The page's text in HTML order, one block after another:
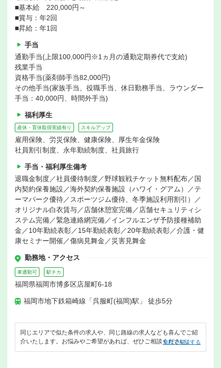
■基本給 220,000円～
■賞与：年2回
■昇給：年1回
手当
通勤手当(上限100,000円※1ヵ月の通勤定期券代で支給)
残業手当
資格手当(薬剤師手当82,000円)
その他手当(家族手当、役職手当、休日勤務手当、ラウンダー
手当：40,000円、時間外手当)
福利厚生
産休・育休取得実績有り スキルアップ
雇用保険、労災保険、健康保険、厚生年金保険
社員割引制度、永年勤続制度、社員旅行
手当・福利厚生備考
退職金制度／社員優待制度／野球観戦チケット無料配布／国
内契約保養施設／海外契約保養施設（ハワイ・グアム）／テ
ーマパーク優待／スポーツジム優待、冬季施設利用割引）／
オリジナル白衣賃与／店舗休憩室完備／店舗セキュリティシ
ステム完備／緊急連絡網完備／インフルエンザ予防接種補助
金／10年勤続表彰／15年勤続表彰／20年勤続表彰／介護・健
康セミナー開催／傷病見舞金／災害見舞金
勤務地・アクセス
車通勤可 駅チカ
福岡県福岡市博多区店屋町6-18
福岡市地下鉄箱崎線「呉服町(福岡)駅」 徒歩5分
同じエリアで似た条件の求人や、同じ路線の求人なども喜んでご紹
介いたします。お悩みやご希望があれば、ぜひご相談ください。
無料で相談する